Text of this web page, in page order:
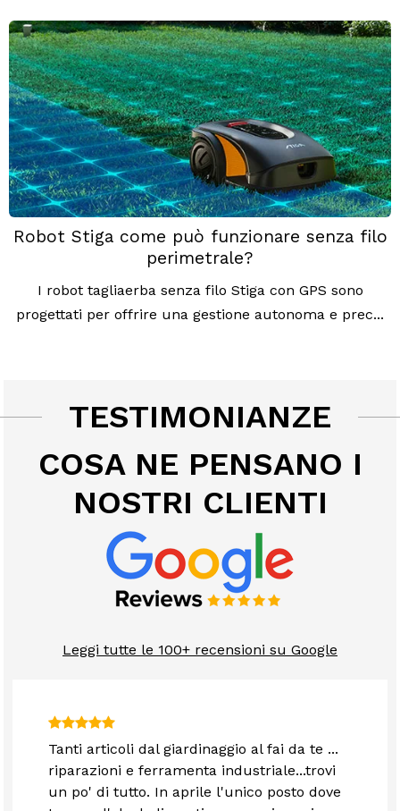
Robot Stiga come può funzionare senza filo
perimetrale?
I robot tagliaerba senza filo Stiga con GPS sono
progettati per offrire una gestione autonoma e prec...
TESTIMONIANZE
COSA NE PENSANO I
NOSTRI CLIENTI
Leggi tutte le 100+ recensioni su Google
Tanti articoli dal giardinaggio al fai da te ...
riparazioni e ferramenta industriale...trovi
un po' di tutto. In aprile l'unico posto dove